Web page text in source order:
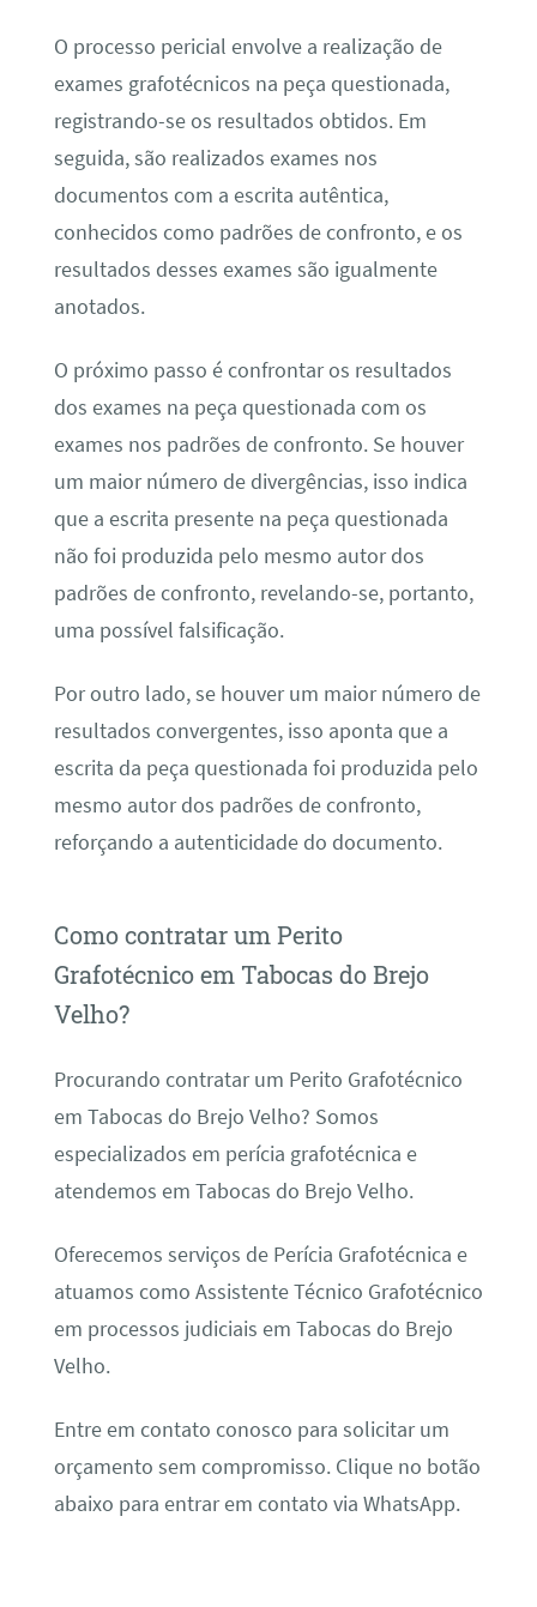
O processo pericial envolve a realização de
exames grafotécnicos na peça questionada,
registrando-se os resultados obtidos. Em
seguida, são realizados exames nos
documentos com a escrita autêntica,
conhecidos como padrões de confronto, e os
resultados desses exames são igualmente
anotados.
O próximo passo é confrontar os resultados
dos exames na peça questionada com os
exames nos padrões de confronto. Se houver
um maior número de divergências, isso indica
que a escrita presente na peça questionada
não foi produzida pelo mesmo autor dos
padrões de confronto, revelando-se, portanto,
uma possível falsificação.
Por outro lado, se houver um maior número de
resultados convergentes, isso aponta que a
escrita da peça questionada foi produzida pelo
mesmo autor dos padrões de confronto,
reforçando a autenticidade do documento.
Como contratar um Perito
Grafotécnico em Tabocas do Brejo
Velho?
Procurando contratar um Perito Grafotécnico
em Tabocas do Brejo Velho? Somos
especializados em perícia grafotécnica e
atendemos em Tabocas do Brejo Velho.
Oferecemos serviços de Perícia Grafotécnica e
atuamos como Assistente Técnico Grafotécnico
em processos judiciais em Tabocas do Brejo
Velho.
Entre em contato conosco para solicitar um
orçamento sem compromisso. Clique no botão
abaixo para entrar em contato via WhatsApp.